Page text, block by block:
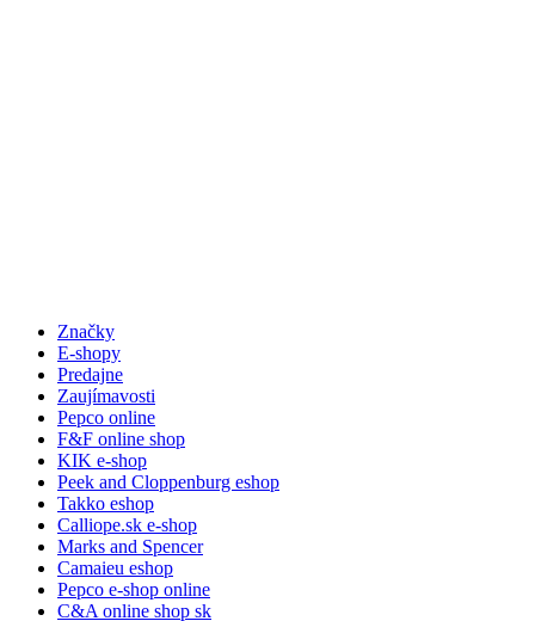
Značky
E-shopy
Predajne
Zaujímavosti
Pepco online
F&F online shop
KIK e-shop
Peek and Cloppenburg eshop
Takko eshop
Calliope.sk e-shop
Marks and Spencer
Camaieu eshop
Pepco e-shop online
C&A online shop sk